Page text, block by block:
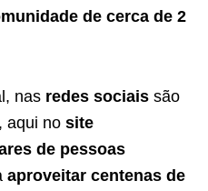
de cerca de 2
nas redes sociais são
aqui no site
de pessoas
aproveitar centenas de